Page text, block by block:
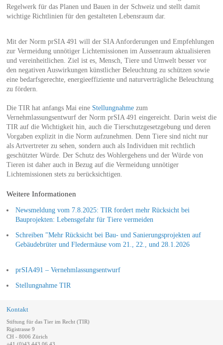
Regelwerk für das Planen und Bauen in der Schweiz und stellt damit
wichtige Richtlinien für den gestalteten Lebensraum dar.
Mit der Norm prSIA 491 will der SIA Anforderungen und Empfehlungen
zur Vermeidung unnötiger Lichtemissionen im Aussenraum aktualisieren
und vereinheitlichen. Ziel ist es, Mensch, Tiere und Umwelt besser vor
den negativen Auswirkungen künstlicher Beleuchtung zu schützen sowie
eine bedarfsgerechte, energieeffiziente und naturverträgliche Beleuchtung
zu fördern.
Die TIR hat anfangs Mai eine Stellungnahmezum
Vernehmlassungsentwurf der Norm prSIA 491 eingereicht. Darin weist die
TIR auf die Wichtigkeit hin, auch die Tierschutzgesetzgebung und deren
Vorgaben explizit in die Norm aufzunehmen. Denn Tiere sind nicht nur
als Artvertreter zu sehen, sondern auch als Individuen mit rechtlich
geschützter Würde. Der Schutz des Wohlergehens und der Würde von
Tieren ist daher auch in Bezug auf die Vermeidung unnötiger
Lichtemissionen stets zu berücksichtigen.
Weitere Informationen
Newsmeldung vom 7.8.2025: TIR fordert mehr Rücksicht bei
Bauprojekten: Lebensgefahr für Tiere vermeiden
Schreiben "Mehr Rücksicht bei Bau- und Sanierungsprojekten auf
Gebäudebrüter und Fledermäuse vom 21., 22., und 28.1.2026
prSIA491 – Vernehmlassungsentwurf
Stellungnahme TIR
Kontakt
Stiftung für das Tier im Recht (TIR)
Rigistrasse 9
CH - 8006 Zürich
+41 (0)43 443 06 43